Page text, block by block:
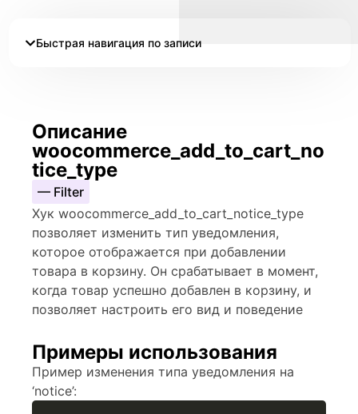
Быстрая навигация по записи
Описание
woocommerce_add_to_cart_no
tice_type
— Filter
Хук woocommerce_add_to_cart_notice_type
позволяет изменить тип уведомления,
которое отображается при добавлении
товара в корзину. Он срабатывает в момент,
когда товар успешно добавлен в корзину, и
позволяет настроить его вид и поведение
Примеры использования
Пример изменения типа уведомления на
‘notice’: